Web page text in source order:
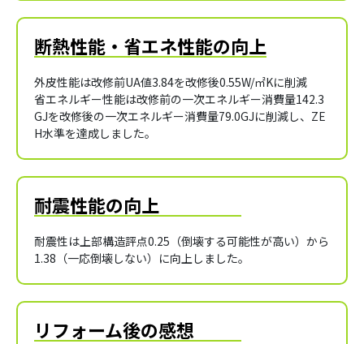
断熱性能・省エネ性能の向上
外皮性能は改修前UA値3.84を改修後0.55W/㎡Kに削減
省エネルギー性能は改修前の一次エネルギー消費量142.3
GJを改修後の一次エネルギー消費量79.0GJに削減し、ZE
H水準を達成しました。
耐震性能の向上
耐震性は上部構造評点0.25（倒壊する可能性が高い）から
1.38（一応倒壊しない）に向上しました。
リフォーム後の感想